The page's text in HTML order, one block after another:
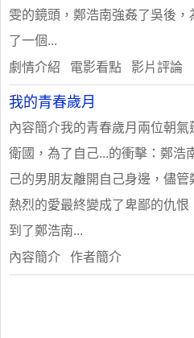
雯的鏡頭，鄭浩南強姦了吳後
了一個...
劇情介紹 電影看點 影片評論
我的青春歲月
內容簡介我的青春歲月兩位朝
衛國，為了自己...的衝擊：鄭浩
己的男朋友離開自己身邊，儘
熱烈的愛最終變成了卑鄙的仇
到了鄭浩南...
內容簡介 作者簡介